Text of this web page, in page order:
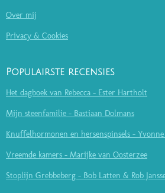
Over mij
Privacy & Cookies
Populairste recensies
Het dagboek van Rebecca - Ester Hartholt
Mijn steenfamilie - Bastiaan Dolmans
Knuffelhormonen en hersenspinsels -
Vreemde kamers - Marijke van Oosterzee
Stoplijn Grebbeberg - Bob Latten & Rob